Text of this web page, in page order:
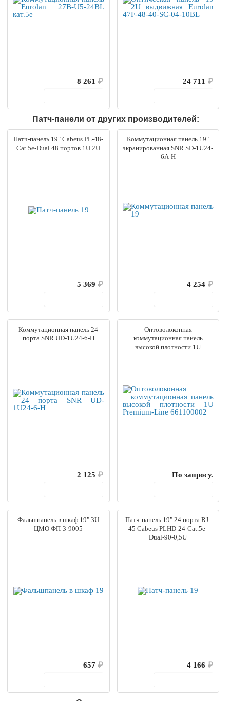
8 261 ₽
24 711 ₽
Патч-панели от других производителей:
Патч-панель 19" Cabeus PL-48-
Cat.5e-Dual 48 портов 1U 2U
5 369 ₽
Коммутационная панель 19"
экранированная SNR SD-1U24-
6А-H
4 254 ₽
Коммутационная панель 24
порта SNR UD-1U24-6-H
2 125 ₽
Оптоволоконная
коммутационная панель
высокой плотности 1U
По запросу.
Фальшпанель в шкаф 19" 3U
ЦМО ФП-3-9005
657 ₽
Патч-панель 19" 24 порта RJ-
45 Cabeus PLHD-24-Cat.5e-
Dual-90-0,5U
4 166 ₽